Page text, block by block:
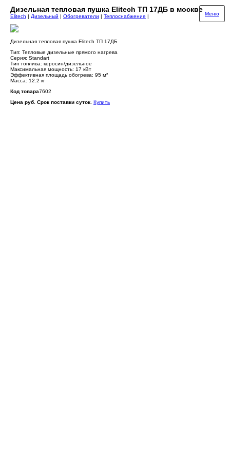
Дизельная тепловая пушка Elitech ТП 17ДБ в москве
Меню
Elitech | Дизельный | Обогреватели | Теплоснабжение |
Дизельная тепловая пушка Elitech ТП 17ДБ
Тип: Тепловые дизельные прямого нагрева
Серия: Standart
Тип топлива: керосин/дизельное
Максимальная мощность: 17 кВт
Эффективная площадь обогрева: 95 м²
Масса: 12.2 кг
Код товара7602
Цена руб. Срок поставки суток. Купить